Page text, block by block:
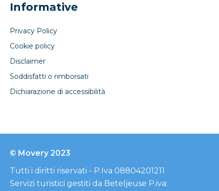
Informative
Privacy Policy
Cookie policy
Disclaimer
Soddisfatti o rimborsati
Dichiarazione di accessibilità
© Movery 2023
Tutti i diritti riservati - P.Iva 08804201211
Servizi turistici gestiti da Beteljeuse P.iva: